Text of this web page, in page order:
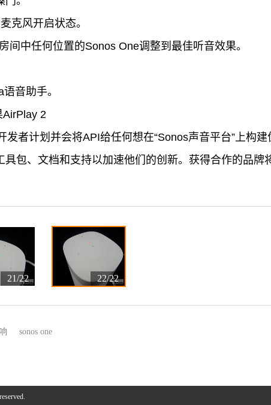
克风开启状态。
间中任何位置的Sonos One调整到最佳听音效果。
音助手。
AirPlay 2
发者计划并会将API给任何想在“Sonos声音平台”上构
包、文档和支持以加速他们的创新。获得合作的品牌
21/22 22/22
sonos one